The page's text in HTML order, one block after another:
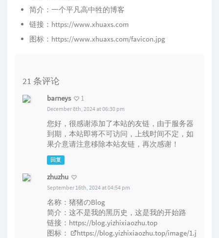
简介：一个平凡高中牲的博客
链接： https://www.xhuaxs.com
图标： https://www.xhuaxs.com/favicon.jpg
21 条评论
barneys 1
December 8th, 2024 at 06:30 pm
您好，很感谢添加了本站的友链，由于服务器
到期，本站即将不可访问，上线时间不定，如
果介意请注意移除本站友链，再次感谢！
回复
zhuzhu
September 16th, 2024 at 04:54 pm
名称：猪猪のBlog
简介：这不是我的黑历史，这是我的开始路
链接： https://blog.yizhixiaozhu.top
图标：
https://blog.yizhixiaozhu.top/image/1.j